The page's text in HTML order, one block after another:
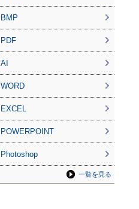
BMP
PDF
AI
WORD
EXCEL
POWERPOINT
Photoshop
一覧を見る